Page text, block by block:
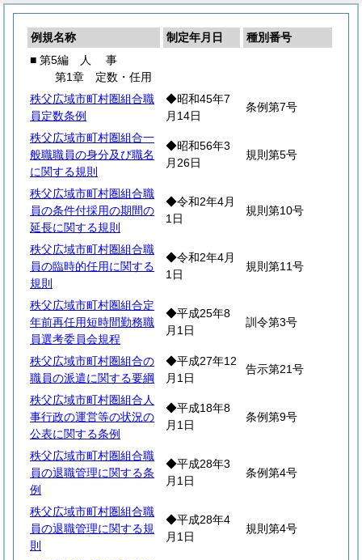
例規名称 制定年月日
種別番号
■ 第5編
人 事
第1章 定数・任用
秩父広域市町村圏組合職
員定数条例
◆昭和45年7
月14日
条例第7号
秩父広域市町村圏組合一
般職職員の身分及び職名
に関する規則
◆昭和56年3
月26日
規則第5号
秩父広域市町村圏組合職
員の条件付採用の期間の
延長に関する規則
◆令和2年4月
1日
規則第10号
秩父広域市町村圏組合職
員の臨時的任用に関する
規則
◆令和2年4月
1日
規則第11号
秩父広域市町村圏組合定
年前再任用短時間勤務職
員選考委員会規程
◆平成25年8
月1日
訓令第3号
秩父広域市町村圏組合の
職員の派遣に関する要綱
◆平成27年12
月1日
告示第21号
秩父広域市町村圏組合人
事行政の運営等の状況の
公表に関する条例
◆平成18年8
月1日
条例第9号
秩父広域市町村圏組合職
員の退職管理に関する条
例
◆平成28年3
月1日
条例第4号
秩父広域市町村圏組合職
員の退職管理に関する規
則
◆平成28年4
月1日
規則第4号